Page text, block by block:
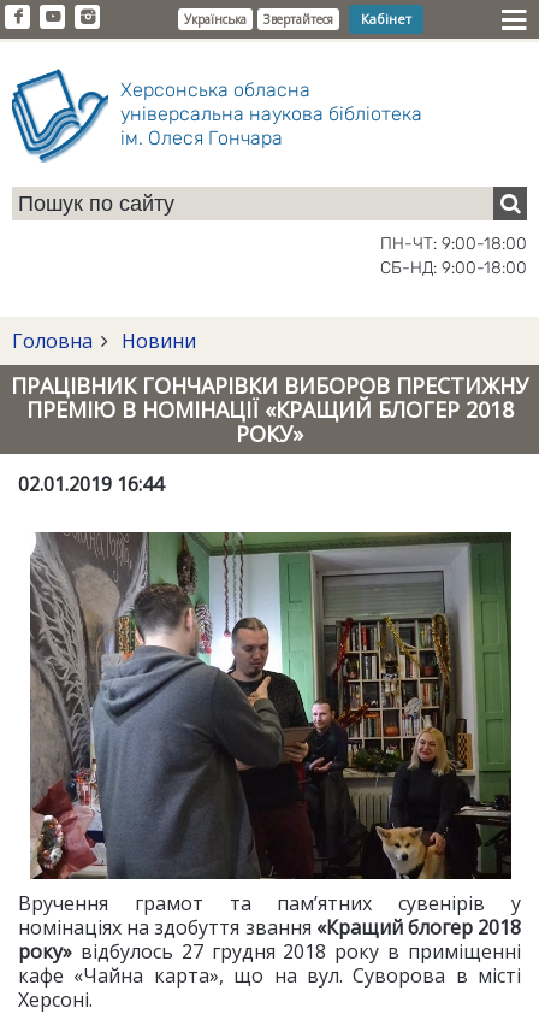
Українська Звертайтеся Кабінет
Херсонська обласна
універсальна наукова бібліотека
ім. Олеся Гончара
ПН-ЧТ: 9:00-18:00
СБ-НД: 9:00-18:00
Головна Новини
ПРАЦІВНИК ГОНЧАРІВКИ ВИБОРОВ ПРЕСТИЖНУ
ПРЕМІЮ В НОМІНАЦІЇ «КРАЩИЙ БЛОГЕР 2018
РОКУ»
02.01.2019 16:44
Вручення грамот та пам’ятних сувенірів у
номінаціях на здобуття звання «Кращий блогер 2018
року» відбулось 27 грудня 2018 року в приміщенні
кафе «Чайна карта», що на вул. Суворова в місті
Херсоні.